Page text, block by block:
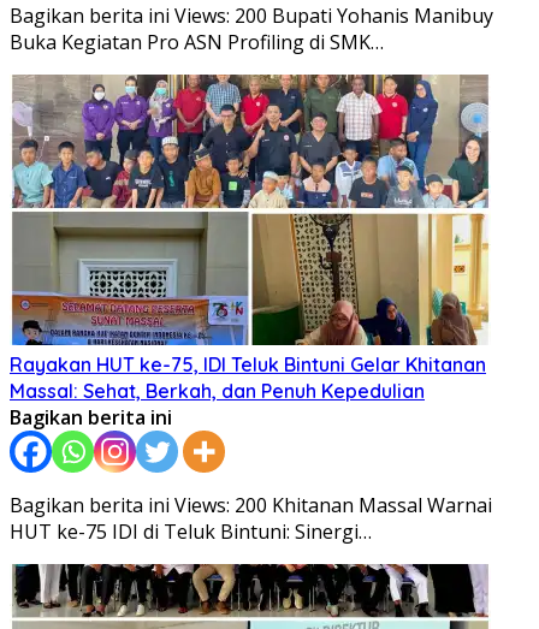
Bagikan berita ini Views: 200 Bupati Yohanis Manibuy
Buka Kegiatan Pro ASN Profiling di SMK…
Rayakan HUT ke-75, IDI Teluk Bintuni Gelar Khitanan
Massal: Sehat, Berkah, dan Penuh Kepedulian
Bagikan berita ini
Bagikan berita ini Views: 200 Khitanan Massal Warnai
HUT ke-75 IDI di Teluk Bintuni: Sinergi…